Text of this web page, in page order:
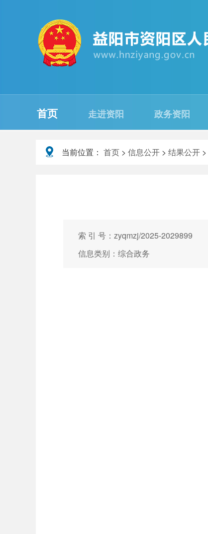
首页 走进资阳 政务资阳
当前位置： 首页 > 信息公开 > 结果公开 >
索 引 号：zyqmzj/2025-2029899
信息类别：综合政务